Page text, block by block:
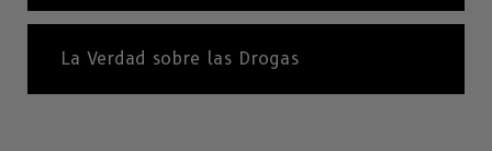
La Verdad sobre las Drogas